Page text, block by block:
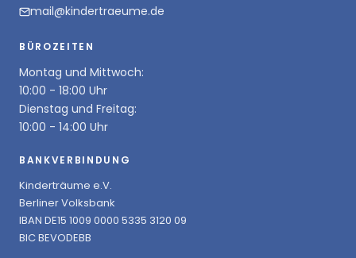
mail@kindertraeume.de
BÜROZEITEN
Montag und Mittwoch:
10:00 - 18:00 Uhr
Dienstag und Freitag:
10:00 - 14:00 Uhr
BANKVERBINDUNG
Kinderträume e.V.
Berliner Volksbank
IBAN DE15 1009 0000 5335 3120 09
BIC BEVODEBB